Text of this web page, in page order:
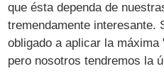
que ésta dependa de
tremendamente interesante.
obligado a aplicar la
pero nosotros tendremos la